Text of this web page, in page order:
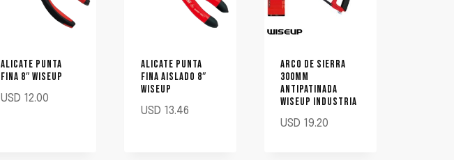
ALICATE PUNTA
FINA 8″ WISEUP
USD 12.00
ALICATE PUNTA
FINA AISLADO 8″
WISEUP
USD 13.46
ARCO DE SIERRA
300MM
ANTIPATINADA
WISEUP INDUSTRIA
USD 19.20